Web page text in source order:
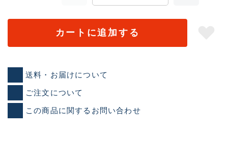
カートに追加する
送料・お届けについて
ご注文について
この商品に関するお問い合わせ